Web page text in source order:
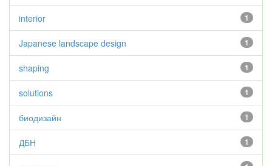
1
interior
1
Japanese landscape design
1
shaping
1
solutions
1
биодизайн
1
ДБН